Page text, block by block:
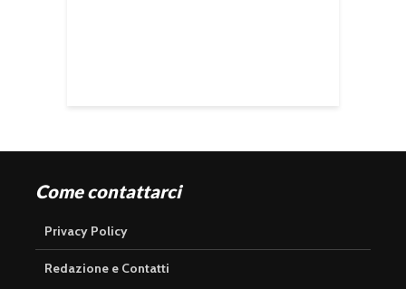
Come contattarci
Privacy Policy
Redazione e Contatti